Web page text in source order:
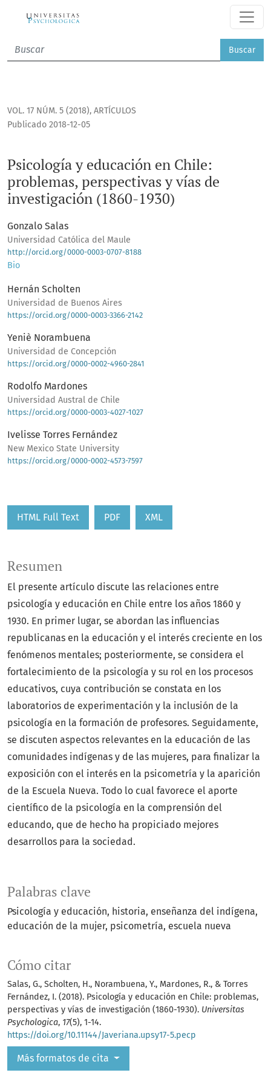
Psicología y educación en Chile: problemas, perspectivas
Buscar
VOL. 17 NÚM. 5 (2018), ARTÍCULOS
Psicología y educación en Chile:
problemas, perspectivas y vías de
investigación (1860-1930)
Publicado 2018-12-05
Gonzalo Salas
Universidad Católica del Maule
http://orcid.org/0000-0003-0707-8188
Bio
Hernán Scholten
Universidad de Buenos Aires
https://orcid.org/0000-0003-3366-2142
Yeniè Norambuena
Universidad de Concepción
https://orcid.org/0000-0002-4960-2841
Rodolfo Mardones
Universidad Austral de Chile
https://orcid.org/0000-0003-4027-1027
Ivelisse Torres Fernández
New Mexico State University
https://orcid.org/0000-0002-4573-7597
HTML Full Text PDF XML
Palabras clave
Psicología y educación historia enseñanza del indígena
educación de la mujer psicometría escuela nueva
Cómo citar
Salas, G., Scholten, H., Norambuena, Y., Mardones, R., & Torres
Fernández, I. (2018). Psicología y educación en Chile: problemas,
perspectivas y vías de investigación (1860-1930). Universitas
Psychologica, 17(5), 1-14.
https://doi.org/10.11144/Javeriana.upsy17-5.pecp
Más formatos de cita
Resumen
El presente artículo discute las relaciones entre
psicología y educación en Chile entre los años 1860 y
1930. En primer lugar, se abordan las influencias
republicanas en la educación y el interés creciente en los
fenómenos mentales; posteriormente, se considera el
fortalecimiento de la psicología y su rol en los procesos
educativos, cuya contribución se constata en los
laboratorios de experimentación y la inclusión de la
psicología en la formación de profesores. Seguidamente,
se discuten aspectos relevantes en la educación de las
comunidades indígenas y de las mujeres, para finalizar la
exposición con el interés en la psicometría y la aparición
de la Escuela Nueva. Todo lo cual favorece el aporte
científico de la psicología en la comprensión del
educando, que de hecho ha propiciado mejores
desarrollos para la sociedad.